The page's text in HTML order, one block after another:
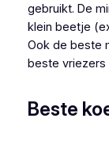
gebruikt. De
klein beetje
Ook de beste
beste vriezers
Beste